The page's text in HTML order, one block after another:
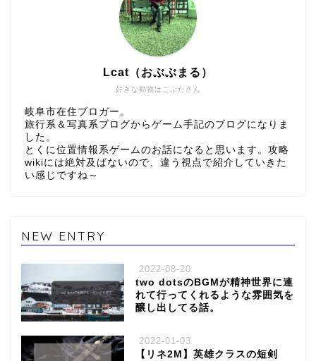
好きな動物はこぶたさん
Lcat（おぶぶまる）
岐阜市在住ブロガー。
旅行系＆写真系ブログからゲーム手記のブログになりま
した。
とくに位置情報系ゲームのお話になると思います。攻略
wikiには絶対及ばないので、違う視点で紹介していきた
い感じですね～
NEW ENTRY
2022-08-20
two dotsのBGMが精神世界に連
れて行ってくれるような雰囲気を
醸し出してる話。
2022-01-03
【リネ2M】英雄クラスの短剣